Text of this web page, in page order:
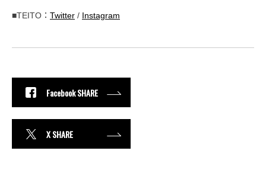
■TEITO： Twitter / Instagram
Facebook SHARE
X SHARE